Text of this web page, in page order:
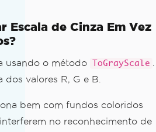
Escala de Cinza Em Vez
usando o método ToGrayScale .
dos valores R, G e B.
bem com fundos coloridos
no reconhecimento de